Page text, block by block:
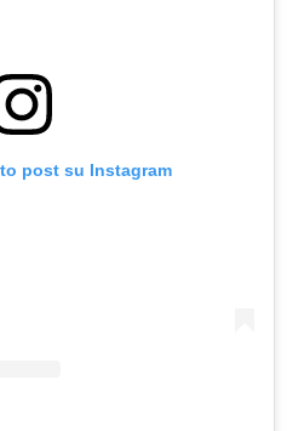
post su Instagram